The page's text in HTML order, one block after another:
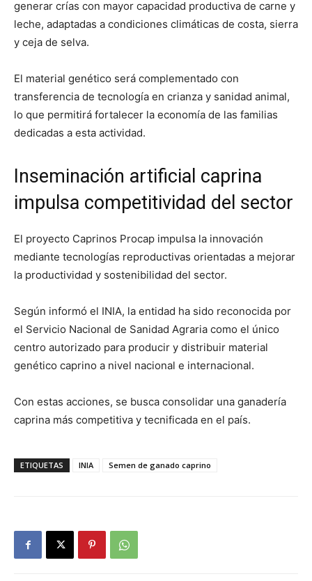
generar crías con mayor capacidad productiva de carne y
leche, adaptadas a condiciones climáticas de costa, sierra
y ceja de selva.
El material genético será complementado con
transferencia de tecnología en crianza y sanidad animal,
lo que permitirá fortalecer la economía de las familias
dedicadas a esta actividad.
Inseminación artificial caprina
impulsa competitividad del sector
El proyecto Caprinos Procap impulsa la innovación
mediante tecnologías reproductivas orientadas a mejorar
la productividad y sostenibilidad del sector.
Según informó el INIA, la entidad ha sido reconocida por
el Servicio Nacional de Sanidad Agraria como el único
centro autorizado para producir y distribuir material
genético caprino a nivel nacional e internacional.
Con estas acciones, se busca consolidar una ganadería
caprina más competitiva y tecnificada en el país.
ETIQUETAS INIA Semen de ganado caprino